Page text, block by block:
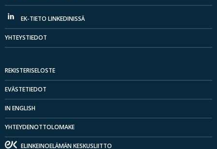
EK-TIETO LINKEDINISSÄ
YHTEYSTIEDOT
REKISTERISELOSTE
EVÄSTETIEDOT
IN ENGLISH
YHTEYDENOTTOLOMAKE
ELINKEINOELÄMÄN KESKUSLIITTO